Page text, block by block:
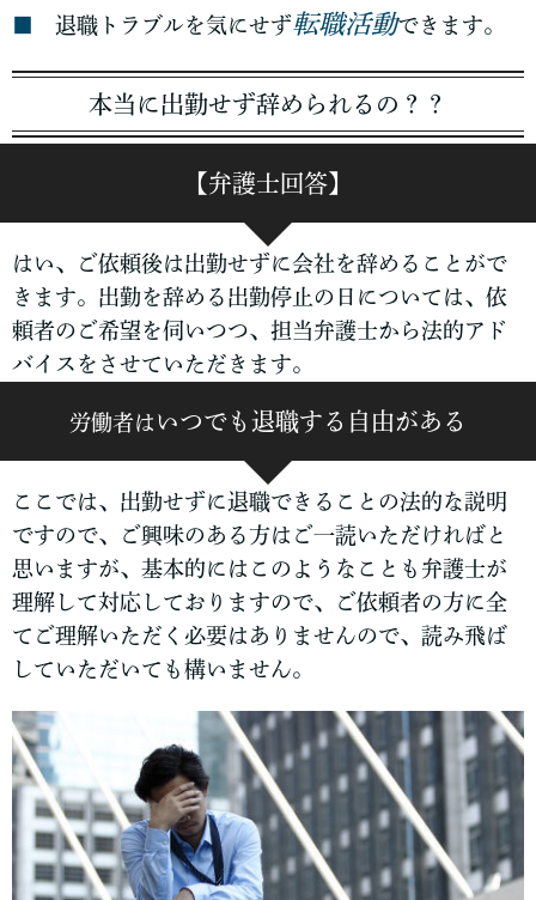
退職トラブルを気にせず転職活動できます。
本当に出勤せず辞められるの？？
【弁護士回答】
はい、ご依頼後は出勤せずに会社を辞めることがで
きます。出勤を辞める出勤停止の日については、依
頼者のご希望を伺いつつ、担当弁護士から法的アド
バイスをさせていただきます。
労働者は いつでも退職する自由がある
ここでは、出勤せずに退職できることの法的な説明
ですので、ご興味のある方はご一読いただければと
思いますが、基本的にはこのようなことも弁護士が
理解して対応しておりますので、ご依頼者の方に全
てご理解いただく必要はありませんので、読み飛ば
していただいても構いません。